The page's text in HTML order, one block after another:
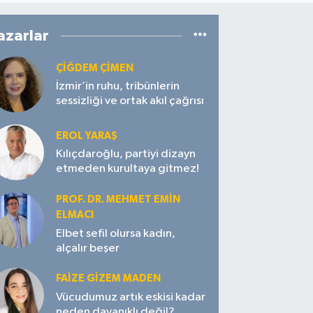
ÇIĞDEM ÇIMEN
İzmir’in ruhu, tribünlerin
sessizliği ve ortak akıl çağrısı
EROL YARAŞ
Kılıçdaroğlu, partiyi dizayn
etmeden kurultaya gitmez!
PROF. DR. MEHMET EMIN
ELMACI
Elbet sefil olursa kadın,
alçalır beşer
FAIZE GIZEM MADEN
Vücudumuz artık eskisi kadar